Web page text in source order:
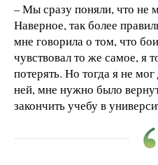
– Мы сразу поняли, что не
Наверное, так более
мне говорила о том, что
чувствовал то же самое, я
потерять. Но тогда я не
ней, мне нужно было
закончить учебу в